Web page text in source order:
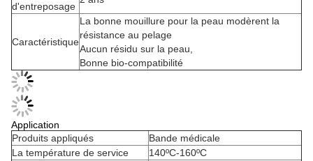
d'entreposage
Caractéristique
La bonne mouillure pour la peau modèrent la
résistance au pelage
Aucun résidu sur la peau,
Bonne bio-compatibilité
Application
Produits appliqués
Bande médicale
La température de service
140ºC-160ºC